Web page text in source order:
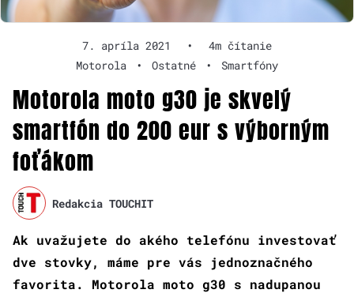
7. apríla 2021 •
4m čítanie
Motorola
• Ostatné • Smartfóny
Motorola moto g30 je skvelý
smartfón do 200 eur s výborným
foťákom
Redakcia TOUCHIT
Ak uvažujete do akého telefónu investovať
dve stovky, máme pre vás jednoznačného
favorita. Motorola moto g30 s nadupanou